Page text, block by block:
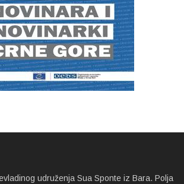
udruženja Sua Sponte iz Bara. Polja